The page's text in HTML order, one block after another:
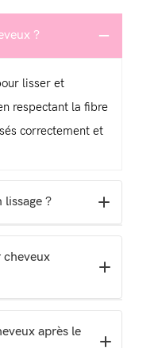
?
lisser et
respectant la fibre
correctement et
?
cheveux et
durer entre
cheveux
avec les
après le